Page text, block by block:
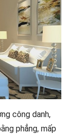
công danh,
phẳng, mấp